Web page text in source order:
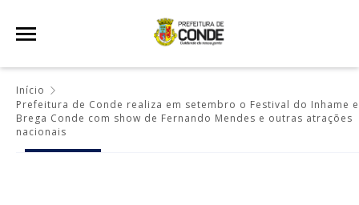
Início
Prefeitura de Conde realiza em setembro o Festival do Inhame e
Brega Conde com show de Fernando Mendes e outras atrações
nacionais